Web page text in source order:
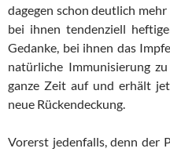
dagegen schon deutlich
bei ihnen tendenziell
Gedanke, bei ihnen das
natürliche Immunisierung
ganze Zeit auf und erhält
neue Rückendeckung.
Vorerst jedenfalls, denn der